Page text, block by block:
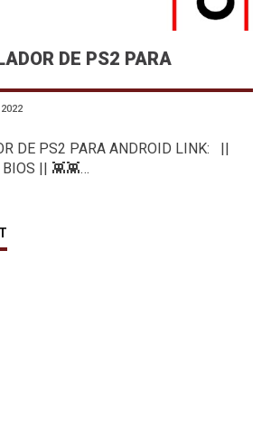
DE PS2 PARA
DE PS2 PARA ANDROID LINK: ||
BIOS || 👾👾…